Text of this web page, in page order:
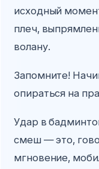
исходный
плеч,
волану.
Запомните!
опираться на
Удар в
смеш — это,
мгновение,